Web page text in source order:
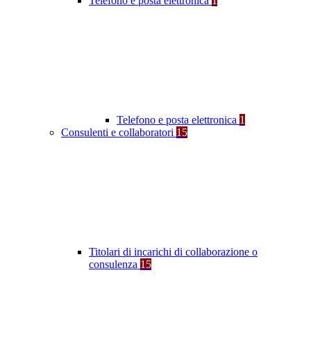
Telefono e posta elettronica 1
Consulenti e collaboratori 15
Titolari di incarichi di collaborazione o
consulenza 15